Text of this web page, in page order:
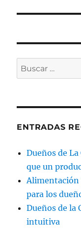
Buscar
por:
ENTRADAS
Dueños de
que un
Alimentación
para los
Dueños de
intuitiva